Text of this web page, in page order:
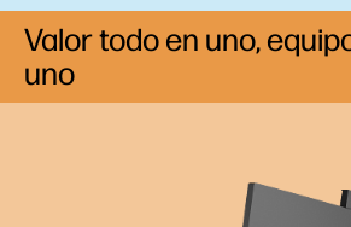
Valor todo en uno,
uno